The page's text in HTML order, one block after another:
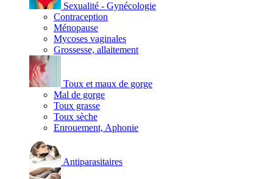
Sexualité - Gynécologie
Contraception
Ménopause
Mycoses vaginales
Grossesse, allaitement
Toux et maux de gorge
Mal de gorge
Toux grasse
Toux sèche
Enrouement, Aphonie
Antiparasitaires